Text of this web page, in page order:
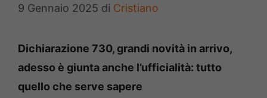
9 Gennaio 2025 di Cristiano
Dichiarazione 730, grandi novità in arrivo,
adesso è giunta anche l’ufficialità: tutto
quello che serve sapere